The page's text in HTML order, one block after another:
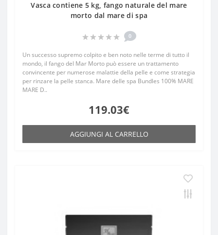
Vasca contiene 5 kg, fango naturale del mare
morto dal mare di spa
0
Un successo supremo colpito e ben noto nelle terme di tutto il
mondo, il fango del Mar Morto può essere un trattamento
convincente per numerose malattie della pelle e come strategia
per rinzare la pelle stanca. Mare delle spa Bundles 100% MARE
MARE D..
119.03€
AGGIUNGI AL CARRELLO